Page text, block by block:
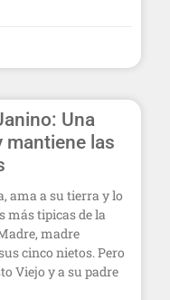
Una
mantiene las
ama a su tierra y lo
más tipicas de la
madre
cinco nietos. Pero
Viejo y a su padre